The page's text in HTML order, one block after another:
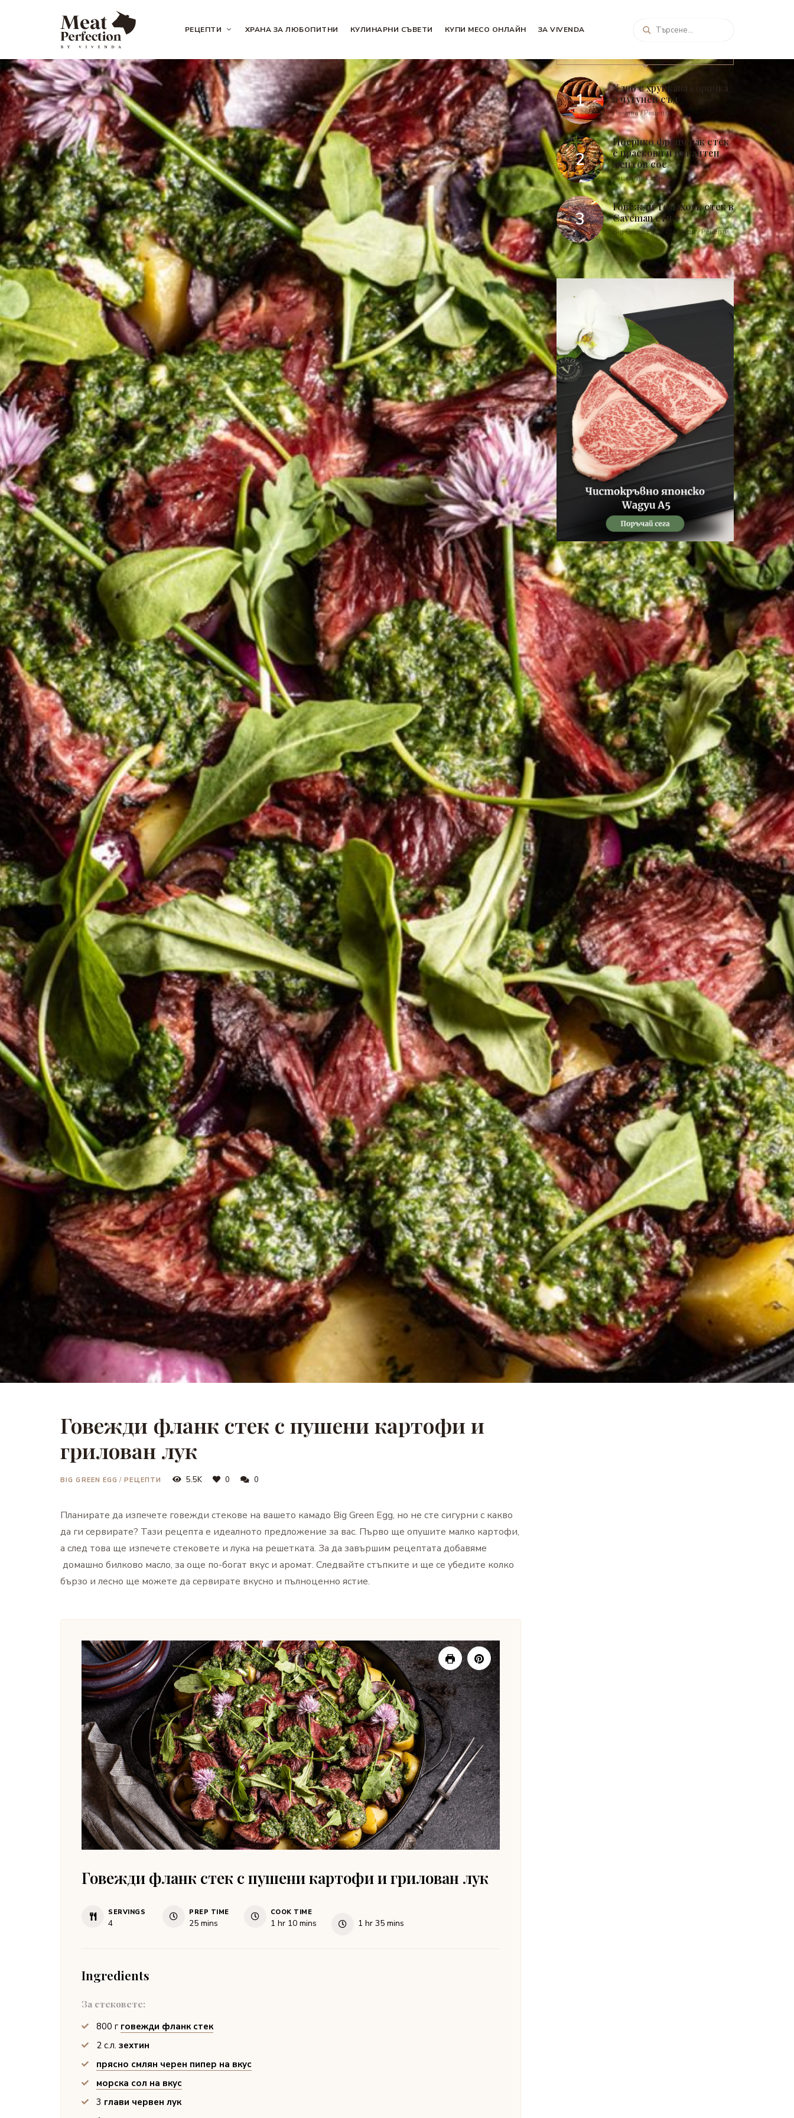
Meat
Perfection
Meat
&
Eat
Perfection
РЕЦЕПТИ ХРАНА ЗА ЛЮБОПИТНИ КУЛИНАРНИ СЪВЕТИ КУПИ МЕСО ОНЛАЙН ЗА VIVENDA
Говежди фланк стек с пушени картофи и
грилован лук
BIG GREEN EGG / РЕЦЕПТИ 5.5K 0 0
Планирате да изпечете говежди стекове на вашето камадо Big Green Egg, но не сте сигурни с какво
да ги сервирате? Тази рецепта е идеалното предложение за вас. Първо ще опушите малко картофи,
а след това ще изпечете стековете и лука на решетката. За да завършим рецептата добавяме
домашно билково масло, за още по-богат вкус и аромат. Следвайте стъпките и ще се убедите колко
бързо и лесно ще можете да сервирате вкусно и пълноценно ястие.
Говежди фланк стек с пушени картофи и грилован лук
SERVINGS
4
PREP TIME
25minutes
mins
COOK TIME
1hour
hr 10minutes
mins 1hour
hr 35minutes
mins
Ingredients
За стековете:
800 г говежди фланк стек
2 с.л. зехтин
прясно смлян черен пипер на вкус
морска сол на вкус
3 глави червен лук
Хляб с хрупкава коричка
в чугунен съд
Печива / Рецепти
Иберико френч рак стек
с праскови и пикантен
ментов сос
Рецепти / Свинско
Говежди Томахоук стек в
Caveman стил
Big Green Egg / Говеждо / Рецепти